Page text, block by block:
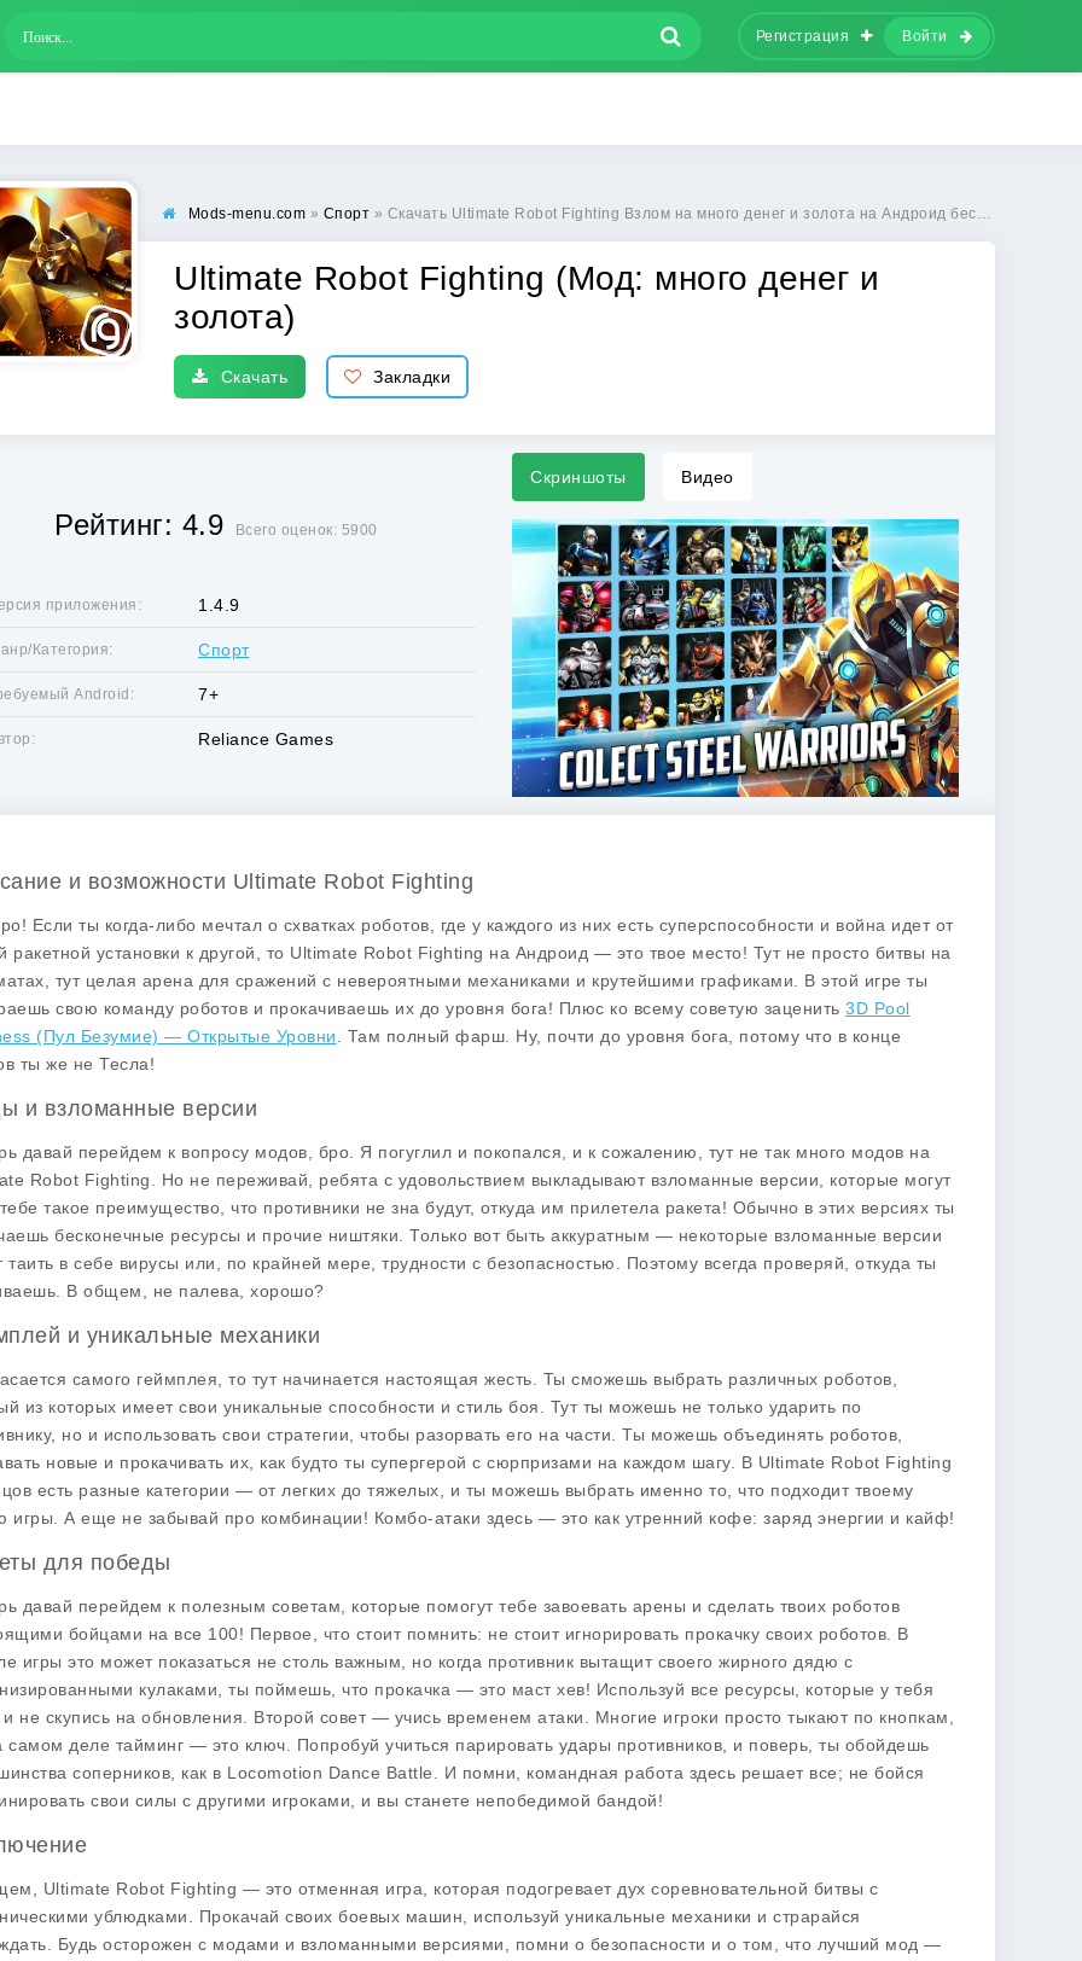
Регистрация Войти
Mods-menu.com » Спорт » Скачать Ultimate Robot Fighting Взлом на много денег и золота на Андроид бесплатно
Ultimate Robot Fighting (Мод: много денег и
золота)
Скачать Закладки
Рейтинг: 4.9 Всего оценок: 5900
приложения: 1.4.9
Категория: Спорт
Android: 7+
Reliance Games
Скриншоты Видео
и возможности Ultimate Robot Fighting
Если ты когда-либо мечтал о схватках роботов, где у каждого из них есть суперспособности и война идет от
ракетной установки к другой, то Ultimate Robot Fighting на Андроид — это твое место! Тут не просто битвы на
тут целая арена для сражений с невероятными механиками и крутейшими графиками. В этой игре ты
свою команду роботов и прокачиваешь их до уровня бога! Плюс ко всему советую заценить 3D Pool
(Пул Безумие) — Открытые Уровни . Там полный фарш. Ну, почти до уровня бога, потому что в конце
ты же не Тесла!
и взломанные версии
давай перейдем к вопросу модов, бро. Я погуглил и покопался, и к сожалению, тут не так много модов на
Robot Fighting . Но не переживай, ребята с удовольствием выкладывают взломанные версии, которые могут
такое преимущество, что противники не зна будут, откуда им прилетела ракета! Обычно в этих версиях ты
бесконечные ресурсы и прочие ништяки. Только вот быть аккуратным — некоторые взломанные версии
таить в себе вирусы или, по крайней мере, трудности с безопасностью. Поэтому всегда проверяй, откуда ты
В общем, не палева, хорошо?
и уникальные механики
самого геймплея, то тут начинается настоящая жесть. Ты сможешь выбрать различных роботов,
из которых имеет свои уникальные способности и стиль боя. Тут ты можешь не только ударить по
но и использовать свои стратегии, чтобы разорвать его на части. Ты можешь объединять роботов,
новые и прокачивать их, как будто ты супергерой с сюрпризами на каждом шагу. В Ultimate Robot Fighting
есть разные категории — от легких до тяжелых, и ты можешь выбрать именно то, что подходит твоему
игры. А еще не забывай про комбинации! Комбо-атаки здесь — это как утренний кофе: заряд энергии и кайф!
для победы
давай перейдем к полезным советам, которые помогут тебе завоевать арены и сделать твоих роботов
бойцами на все 100! Первое, что стоит помнить: не стоит игнорировать прокачку своих роботов. В
игры это может показаться не столь важным, но когда противник вытащит своего жирного дядю с
кулаками, ты поймешь, что прокачка — это маст хев! Используй все ресурсы, которые у тебя
и не скупись на обновления. Второй совет — учись временем атаки. Многие игроки просто тыкают по кнопкам,
самом деле тайминг — это ключ. Попробуй учиться парировать удары противников, и поверь, ты обойдешь
соперников, как в Locomotion Dance Battle. И помни, командная работа здесь решает все; не бойся
свои силы с другими игроками, и вы станете непобедимой бандой!
Ultimate Robot Fighting — это отменная игра, которая подогревает дух соревновательной битвы с
ублюдками. Прокачай своих боевых машин, используй уникальные механики и страрайся
Будь осторожен с модами и взломанными версиями, помни о безопасности и о том, что лучший мод —